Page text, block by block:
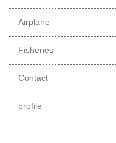
Airplane
Fisheries
Contact
profile